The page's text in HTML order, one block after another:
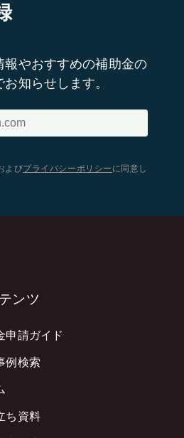
報やおすすめの補助金の
知らせします。
よびプライバシーポリシー に同意し
ンツ
申請ガイド
例検索
ち資料